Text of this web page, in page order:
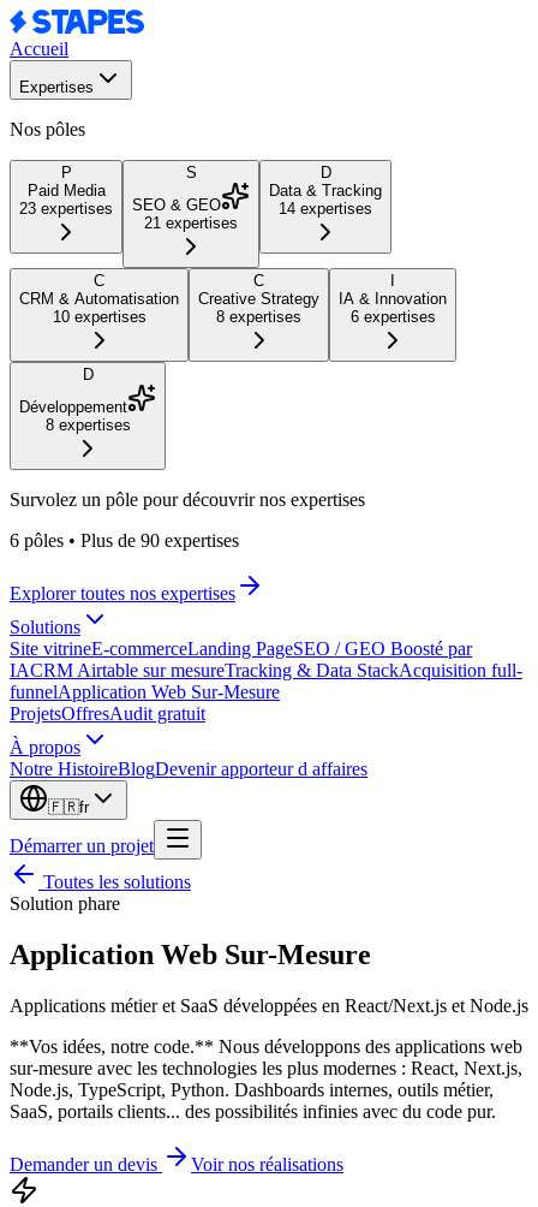
Accueil
Expertises
Nos pôles
P
Paid Media
23 expertises
S
SEO & GEO
21 expertises
D
Data & Tracking
14 expertises
C
CRM & Automatisation
10 expertises
C
Creative Strategy
8 expertises
IA & Innovation
6 expertises
D
Développement
8 expertises
Survolez un pôle pour découvrir nos expertises
6 pôles • Plus de 90 expertises
Explorer toutes nos expertises
Solutions
Site vitrineE-commerceLanding PageSEO / GEO Boosté par
IACRM Airtable sur mesureTracking & Data StackAcquisition full-
funnelApplication Web Sur-Mesure
ProjetsOffresAudit gratuit
À propos
Notre HistoireBlogDevenir apporteur d affaires
🇫🇷fr
Démarrer un projet
Toutes les solutions
Solution phare
Application Web Sur-Mesure
Applications métier et SaaS développées en React/Next.js et Node.js
**Vos idées, notre code.** Nous développons des applications web
sur-mesure avec les technologies les plus modernes : React, Next.js,
Node.js, TypeScript, Python. Dashboards internes, outils métier,
SaaS, portails clients... des possibilités infinies avec du code pur.
Demander un devis Voir nos réalisations